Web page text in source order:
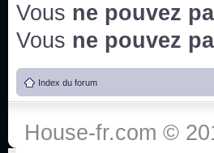
Vous ne pouvez
Vous ne pouvez
Index du forum
House-fr.com ©